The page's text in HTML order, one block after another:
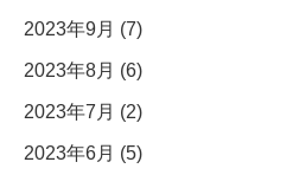
2023年9月 (7)
2023年8月 (6)
2023年7月 (2)
2023年6月 (5)